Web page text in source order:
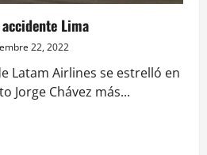
Lima
22, 2022
Latam Airlines se estrelló en
Jorge Chávez más...